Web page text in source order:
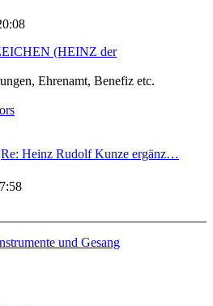
(HEINZ der
Ehrenamt, Benefiz etc.
Re: Heinz Rudolf Kunze ergänz…
und Gesang